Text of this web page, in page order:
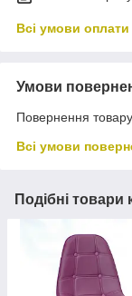
Всі умови оплати
Умови
Повернення
Всі умови
Подібні товари